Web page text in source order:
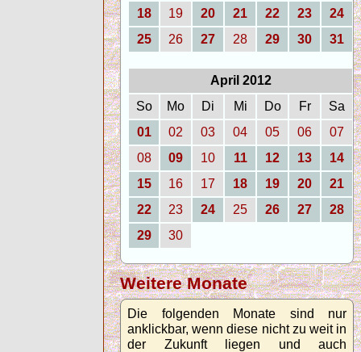
18
19 20 21 22 23
24
25
26 27 28 29 30 31
April 2012
So
Mo Di Mi Do Fr
Sa
01
02 03 04 05 06
07
08
09 10 11 12 13
14
15
16 17 18 19 20
21
22
23 24 25 26 27
28
29
30
Weitere Monate
Die folgenden Monate sind nur
anklickbar, wenn diese nicht zu weit in
der Zukunft liegen und auch